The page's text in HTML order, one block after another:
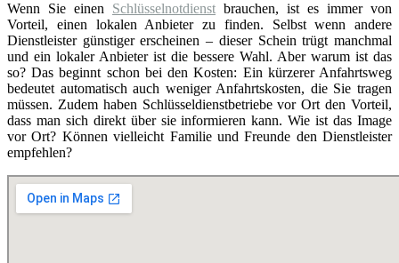
Wenn Sie einen Schlüsselnotdienst brauchen, ist es immer von
Vorteil, einen lokalen Anbieter zu finden. Selbst wenn andere
Dienstleister günstiger erscheinen – dieser Schein trügt manchmal
und ein lokaler Anbieter ist die bessere Wahl. Aber warum ist das
so? Das beginnt schon bei den Kosten: Ein kürzerer Anfahrtsweg
bedeutet automatisch auch weniger Anfahrtskosten, die Sie tragen
müssen. Zudem haben Schlüsseldienstbetriebe vor Ort den Vorteil,
dass man sich direkt über sie informieren kann. Wie ist das Image
vor Ort? Können vielleicht Familie und Freunde den Dienstleister
empfehlen?